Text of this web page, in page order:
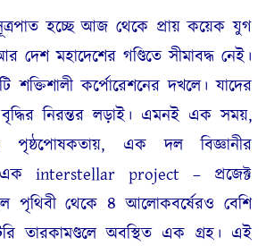
হচ্ছে আজ থেকে প্রায় কয়েক যুগ
মহাদেশের গণ্ডিতে সীমাবদ্ধ নেই।
শক্তিশালী কর্পোরেশনের দখলে। যাদের
বৃদ্ধির নিরন্তর লড়াই। এমনই এক সময়,
পৃষ্ঠপোষকতায়, এক দল বিজ্ঞানীর
এক interstellar project – প্রজেক্ট
পৃথিবী থেকে ৪ আলোকবর্ষেরও বেশি
তারকামণ্ডলে অবস্থিত এক গ্রহ। এই